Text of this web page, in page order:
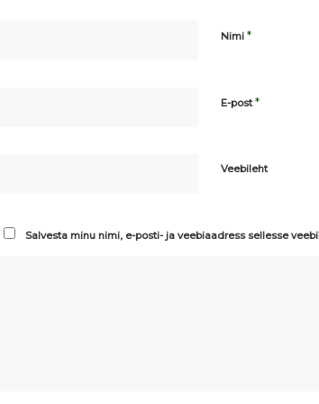
Nimi *
E-post*
Veebileht
Salvesta minu nimi, e-posti- ja veebiaadress sellesse